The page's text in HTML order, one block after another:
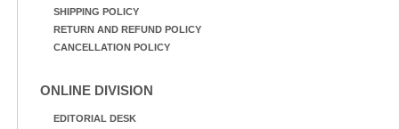
SHIPPING POLICY
RETURN AND REFUND POLICY
CANCELLATION POLICY
ONLINE DIVISION
EDITORIAL DESK